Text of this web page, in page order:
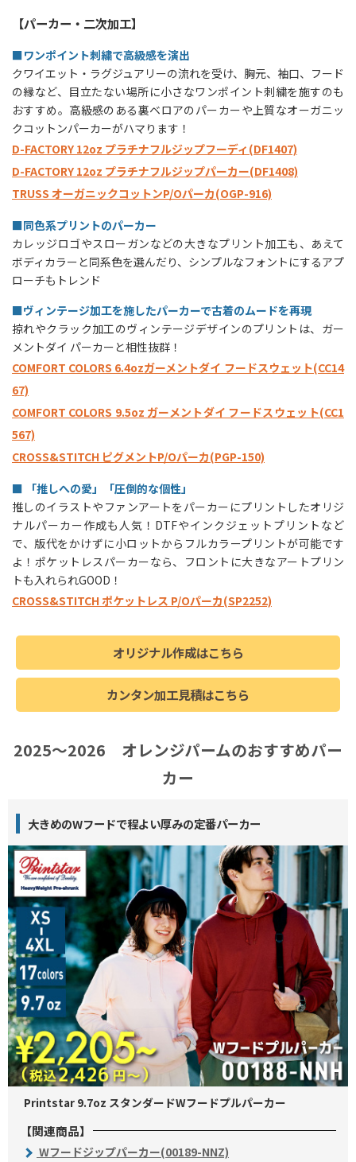
【パーカー・二次加工】
■ワンポイント刺繍で高級感を演出
クワイエット・ラグジュアリーの流れを受け、胸元、袖口、フード
の縁など、目立たない場所に小さなワンポイント刺繍を施すのも
おすすめ。高級感のある裏ベロアのパーカーや上質なオーガニッ
クコットンパーカーがハマります！
D-FACTORY 12oz プラチナフルジップフーディ(DF1407)
D-FACTORY 12oz プラチナフルジップパーカー(DF1408)
TRUSS オーガニックコットンP/Oパーカ(OGP-916)
■同色系プリントのパーカー
カレッジロゴやスローガンなどの大きなプリント加工も、あえて
ボディカラーと同系色を選んだり、シンプルなフォントにするアプ
ローチもトレンド
■ヴィンテージ加工を施したパーカーで古着のムードを再現
掠れやクラック加工のヴィンテージデザインのプリントは、ガー
メントダイ パーカーと相性抜群！
COMFORT COLORS 6.4ozガーメントダイ フードスウェット(CC14
67)
COMFORT COLORS 9.5oz ガーメントダイ フードスウェット(CC1
567)
CROSS&STITCH ピグメントP/Oパーカ(PGP-150)
■ 「推しへの愛」「圧倒的な個性」
推しのイラストやファンアートをパーカーにプリントしたオリジ
ナルパーカー作成も人気！DTFやインクジェットプリントなど
で、版代をかけずに小ロットからフルカラープリントが可能です
よ！ポケットレスパーカーなら、フロントに大きなアートプリン
トも入れられGOOD！
CROSS&STITCH ポケットレス P/Oパーカ(SP2252)
オリジナル作成はこちら
カンタン加工見積はこちら
2025〜2026 オレンジパームのおすすめパー
カー
大きめのWフードで程よい厚みの定番パーカー
Printstar 9.7oz スタンダードWフードプルパーカー
【関連商品】
Wフードジップパーカー(00189-NNZ)